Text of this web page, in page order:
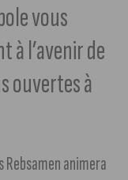
vous
à l’avenir de
ouvertes à
animera